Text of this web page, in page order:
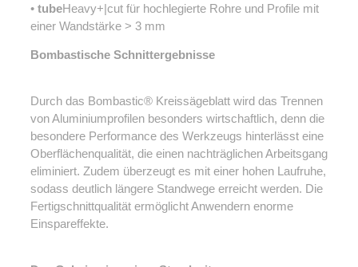
• tubeHeavy+|cut für hochlegierte Rohre und Profile mit
einer Wandstärke > 3 mm
Bombastische Schnittergebnisse
Durch das Bombastic® Kreissägeblatt wird das Trennen
von Aluminiumprofilen besonders wirtschaftlich, denn die
besondere Performance des Werkzeugs hinterlässt eine
Oberflächenqualität, die einen nachträglichen Arbeitsgang
eliminiert. Zudem überzeugt es mit einer hohen Laufruhe,
sodass deutlich längere Standwege erreicht werden. Die
Fertigschnittqualität ermöglicht Anwendern enorme
Einspareffekte.